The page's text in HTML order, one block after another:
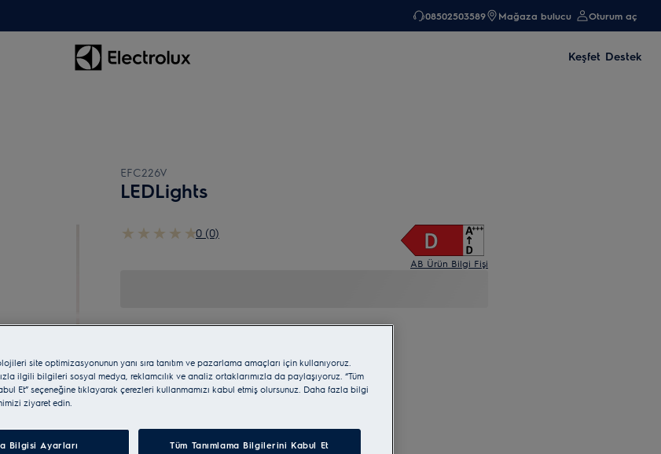
08502503589 Mağaza bulucu Oturum aç
Keşfet Destek
EFC226V
LEDLights
0 (0)
AB Ürün Bilgi Fişi
site optimizasyonunun yanı sıra tanıtım ve pazarlama amaçları için kullanıyoruz.
ilgili bilgileri sosyal medya, reklamcılık ve analiz ortaklarımızla da paylaşıyoruz. “Tüm
Et” seçeneğine tıklayarak çerezleri kullanmamızı kabul etmiş olursunuz. Daha fazla bilgi
ziyaret edin.
Bilgisi Ayarları Tüm Tanımlama Bilgilerini Kabul Et